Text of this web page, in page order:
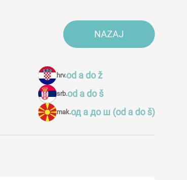
NAZAJ
hrv.od a do ž
srb.od a do š
mak.од а до ш (od a do š)